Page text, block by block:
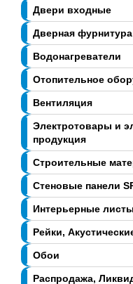
Двери входные
Дверная фурнитура
Водонагреватели
Отопительное
Вентиляция
Электротовары и
продукция
Строительные
Стеновые панели
Интерьерные листы
Рейки,
Обои
Распродажа,